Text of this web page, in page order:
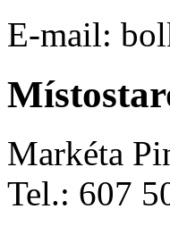
E-mail:
Markéta
Tel.: 607